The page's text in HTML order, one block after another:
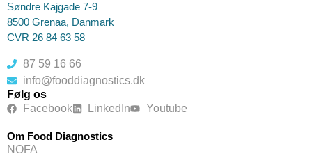
Søndre Kajgade 7-9
8500 Grenaa, Danmark
CVR 26 84 63 58
87 59 16 66
info@fooddiagnostics.dk
Følg os
Facebook
LinkedIn Youtube
Om Food Diagnostics
NOFA